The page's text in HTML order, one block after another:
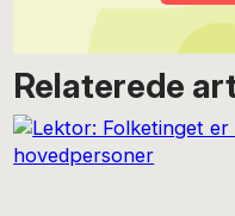
Relaterede